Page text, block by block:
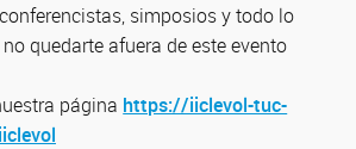
simposios y todo lo
quedarte afuera de este evento
página https://iiclevol-tuc-